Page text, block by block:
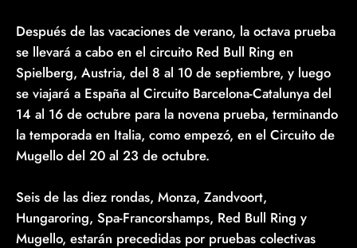
Después de las vacaciones de verano, la octava prueba
se llevará a cabo en el circuito Red Bull Ring en
Spielberg, Austria, del 8 al 10 de septiembre, y luego
se viajará a España al Circuito Barcelona-Catalunya del
14 al 16 de octubre para la novena prueba, terminando
la temporada en Italia, como empezó, en el Circuito de
Mugello del 20 al 23 de octubre.
Seis de las diez rondas, Monza, Zandvoort,
Hungaroring, Spa-Francorshamps, Red Bull Ring y
Mugello, estarán precedidas por pruebas colectivas